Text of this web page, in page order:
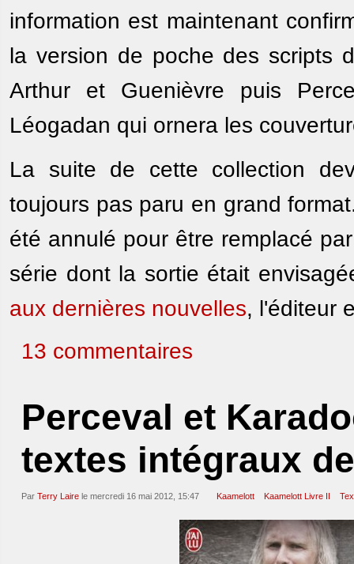
information est maintenant
la version de poche des scripts
Arthur et Guenièvre puis
Léogadan qui ornera les
La suite de cette collection
toujours pas paru en grand
été annulé pour être remplacé
série dont la sortie était
aux dernières nouvelles, l'éditeur
13 commentaires
Perceval et
textes intégraux
Par Terry Laire le mercredi 16 mai 2012, 15:47 Kaamelott Kaamelott Livre II